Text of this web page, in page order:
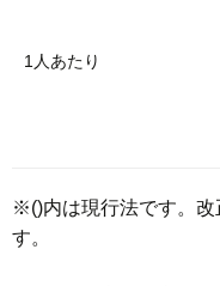
1人あたり
※()内は現行法です。改
す。